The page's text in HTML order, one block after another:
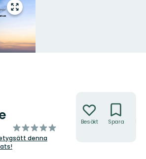
Gå
till
av
5
stjärnor
denna
Besökt Spara